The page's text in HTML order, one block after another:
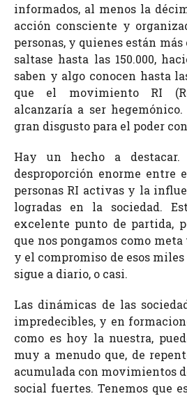
informados, al menos la
acción consciente y
personas, y quienes están
saltase hasta las 150.000,
saben y algo conocen hasta
que el movimiento RI
alcanzaría a ser
gran disgusto para el poder
Hay un hecho a
desproporción enorme entre
personas RI activas y la
logradas en la sociedad.
excelente punto de partida,
que nos pongamos como
y el compromiso de esos miles
sigue a diario, o casi.
Las dinámicas de las
impredecibles, y en
como es hoy la nuestra,
muy a menudo que, de
acumulada con movimientos
social fuertes. Tenemos que